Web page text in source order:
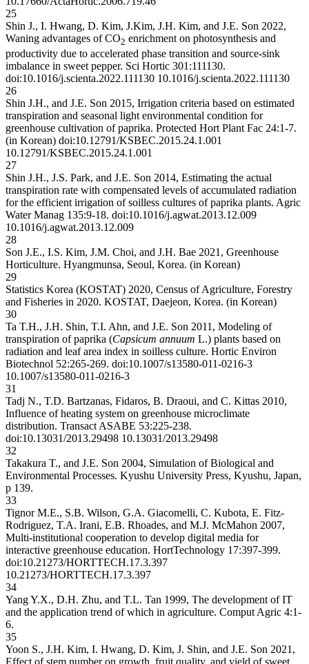
25
Shin J., I. Hwang, D. Kim, J.Kim, J.H. Kim, and J.E. Son 2022,
Waning advantages of CO2 enrichment on photosynthesis and
productivity due to accelerated phase transition and source-sink
imbalance in sweet pepper. Sci Hortic 301:111130.
doi:10.1016/j.scienta.2022.111130 10.1016/j.scienta.2022.111130
26
Shin J.H., and J.E. Son 2015, Irrigation criteria based on estimated
transpiration and seasonal light environmental condition for
greenhouse cultivation of paprika. Protected Hort Plant Fac 24:1-7.
(in Korean) doi:10.12791/KSBEC.2015.24.1.001
10.12791/KSBEC.2015.24.1.001
27
Shin J.H., J.S. Park, and J.E. Son 2014, Estimating the actual
transpiration rate with compensated levels of accumulated radiation
for the efficient irrigation of soilless cultures of paprika plants. Agric
Water Manag 135:9-18. doi:10.1016/j.agwat.2013.12.009
10.1016/j.agwat.2013.12.009
28
Son J.E., I.S. Kim, J.M. Choi, and J.H. Bae 2021, Greenhouse
Horticulture. Hyangmunsa, Seoul, Korea. (in Korean)
29
Statistics Korea (KOSTAT) 2020, Census of Agriculture, Forestry
and Fisheries in 2020. KOSTAT, Daejeon, Korea. (in Korean)
30
Ta T.H., J.H. Shin, T.I. Ahn, and J.E. Son 2011, Modeling of
transpiration of paprika (Capsicum annuum L.) plants based on
radiation and leaf area index in soilless culture. Hortic Environ
Biotechnol 52:265-269. doi:10.1007/s13580-011-0216-3
10.1007/s13580-011-0216-3
31
Tadj N., T.D. Bartzanas, Fidaros, B. Draoui, and C. Kittas 2010,
Influence of heating system on greenhouse microclimate
distribution. Transact ASABE 53:225-238.
doi:10.13031/2013.29498 10.13031/2013.29498
32
Takakura T., and J.E. Son 2004, Simulation of Biological and
Environmental Processes. Kyushu University Press, Kyushu, Japan,
p 139.
33
Tignor M.E., S.B. Wilson, G.A. Giacomelli, C. Kubota, E. Fitz-
Rodriguez, T.A. Irani, E.B. Rhoades, and M.J. McMahon 2007,
Multi-institutional cooperation to develop digital media for
interactive greenhouse education. HortTechnology 17:397-399.
doi:10.21273/HORTTECH.17.3.397
10.21273/HORTTECH.17.3.397
34
Yang Y.X., D.H. Zhu, and T.L. Tan 1999, The development of IT
and the application trend of which in agriculture. Comput Agric 4:1-
6.
35
Yoon S., J.H. Kim, I. Hwang, D. Kim, J. Shin, and J.E. Son 2021,